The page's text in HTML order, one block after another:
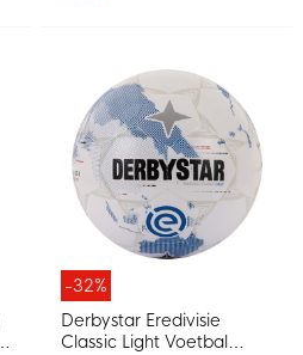
-32%
Derbystar Eredivisie
Classic Light Voetbal